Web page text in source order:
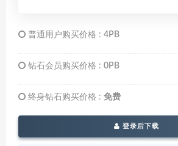
普通用户购买价格 : 4PB
钻石会员购买价格 : 0PB
终身钻石购买价格 : 免费
登录后下载